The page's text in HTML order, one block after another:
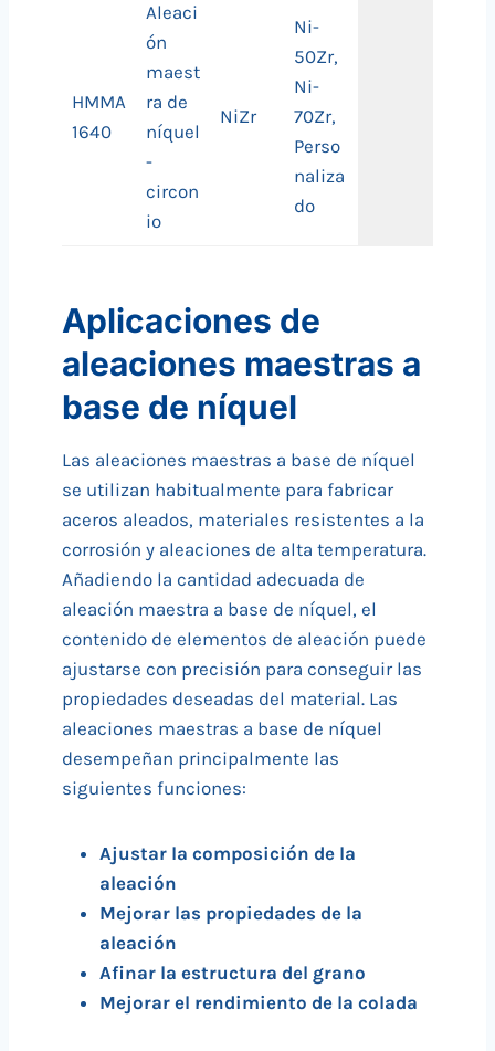
HMMA
1640
Aleaci
ón
maest
ra de
níquel
-
circon
io
NiZr
Ni-
50Zr,
Ni-
70Zr,
Perso
naliza
do
Aplicaciones de
aleaciones maestras a
base de níquel
Las aleaciones maestras a base de níquel
se utilizan habitualmente para fabricar
aceros aleados, materiales resistentes a la
corrosión y aleaciones de alta temperatura.
Añadiendo la cantidad adecuada de
aleación maestra a base de níquel, el
contenido de elementos de aleación puede
ajustarse con precisión para conseguir las
propiedades deseadas del material. Las
aleaciones maestras a base de níquel
desempeñan principalmente las
siguientes funciones:
Ajustar la composición de la
aleación
Mejorar las propiedades de la
aleación
Afinar la estructura del grano
Mejorar el rendimiento de la colada